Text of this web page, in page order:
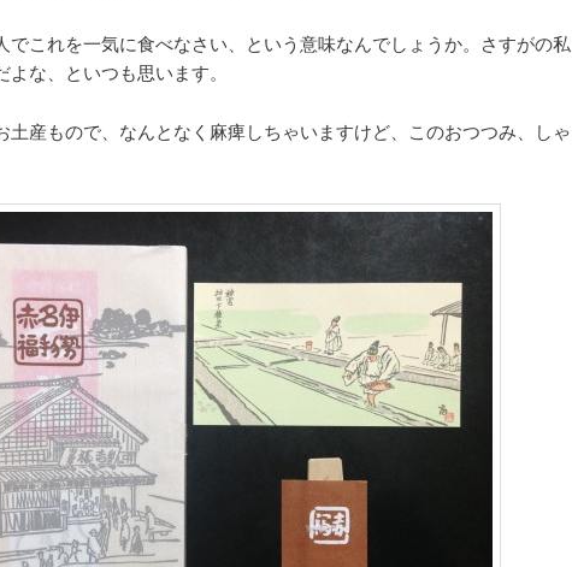
でこれを一気に食べなさい、という意味なんでしょうか。さすがの私
な、といつも思います。
土産もので、なんとなく麻痺しちゃいますけど、このおつつみ、しゃ